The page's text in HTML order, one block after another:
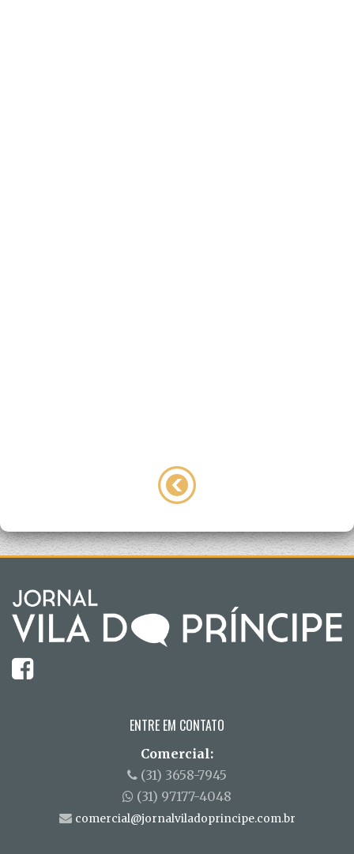
ENTRE EM CONTATO
Comercial:
(31) 3658-7945
(31) 97177-4048
comercial@jornalviladoprincipe.com.br